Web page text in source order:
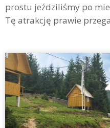
prostu jeździliśmy po
Tę atrakcję prawie